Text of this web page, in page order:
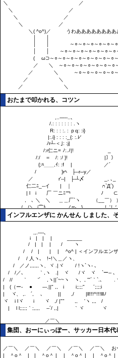
おたまで叩かれる、コツン
インフルエンザに かんせん しました、
集団、おーにぃっぽー、サッカー日本代